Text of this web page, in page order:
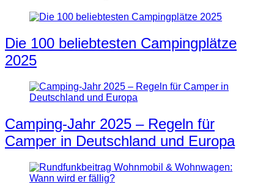
Die 100 beliebtesten Campingplätze
2025
Camping-Jahr 2025 – Regeln für
Camper in Deutschland und Europa